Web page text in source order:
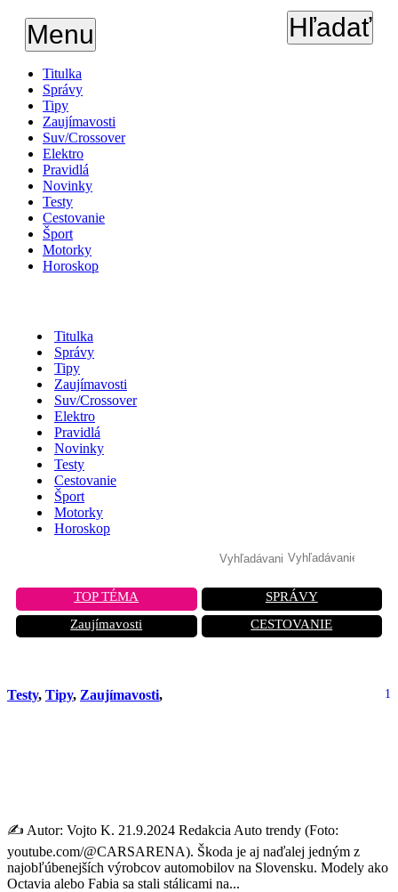
Menu Hľadať
Titulka
Správy
Tipy
Zaujímavosti
Suv/Crossover
Elektro
Pravidlá
Novinky
Testy
Cestovanie
Šport
Motorky
Horoskop
Titulka
Správy
Tipy
Zaujímavosti
Suv/Crossover
Elektro
Pravidlá
Novinky
Testy
Cestovanie
Šport
Motorky
Horoskop
TOP TÉMA
SPRÁVY
Zaujímavosti
CESTOVANIE
Testy, Tipy, Zaujímavosti, 1
✍️ Autor: Vojto K. 21.9.2024 Redakcia Auto trendy (Foto:
youtube.com/@CARSARENA). Škoda je aj naďalej jedným z
najobľúbenejších výrobcov automobilov na Slovensku. Modely ako
Octavia alebo Fabia sa stali stálicami na...